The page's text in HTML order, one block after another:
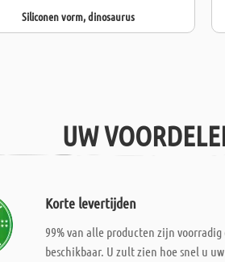
Siliconen vorm, dinosaurus
UW
Korte levertijden
99% van alle producten zijn voorradig
beschikbaar. U zult zien hoe snel u